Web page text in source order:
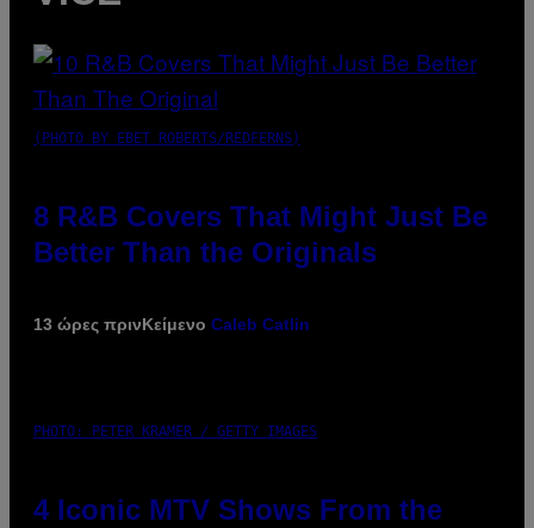
(PHOTO BY EBET ROBERTS/REDFERNS)
8 R&B Covers That Might Just Be
Better Than the Originals
13 ώρες πρινΚείμενο Caleb Catlin
PHOTO: PETER KRAMER / GETTY IMAGES
4 Iconic MTV Shows From the